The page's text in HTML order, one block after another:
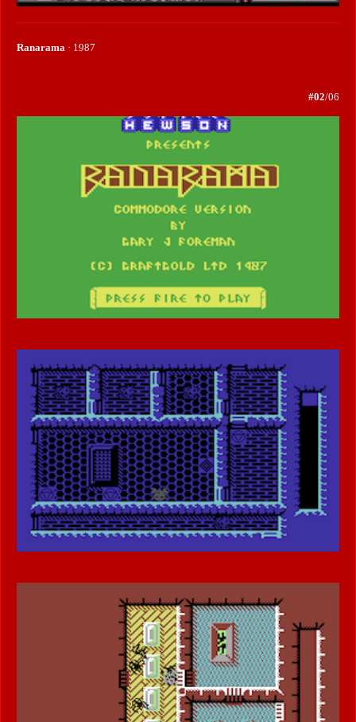
Ranarama · 1987
#02/06